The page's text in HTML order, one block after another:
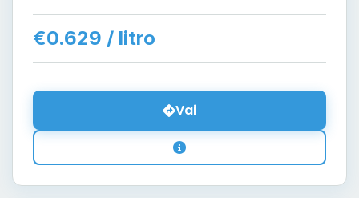
€0.629 / litro
Vai